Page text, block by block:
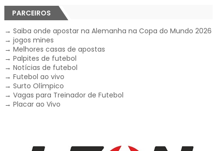
PARCEIROS
→ Saiba onde apostar na Alemanha na Copa do Mundo 2026
→ jogos mines
→ Melhores casas de apostas
→ Palpites de futebol
→ Notícias de futebol
→ Futebol ao vivo
→ Surto Olímpico
→ Vagas para Treinador de Futebol
→ Placar ao Vivo